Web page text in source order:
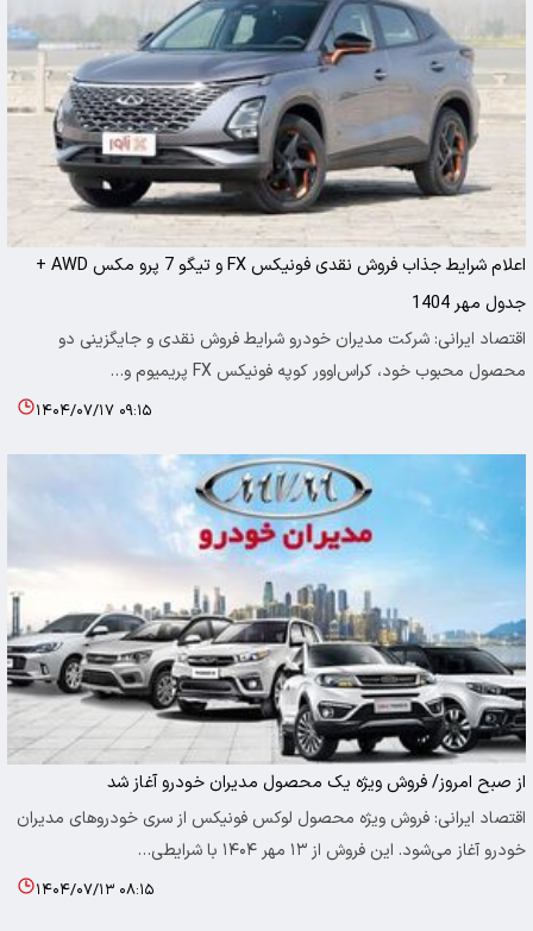
اعلام شرایط جذاب فروش نقدی فونیکس FX و تیگو 7 پرو مکس AWD +
جدول مهر 1404
اقتصاد ایرانی: شرکت مدیران خودرو شرایط فروش نقدی و جایگزینی دو
محصول محبوب خود، کراس‌اوور کوپه فونیکس FX پریمیوم و…
۱۴۰۴/۰۷/۱۷ ۰۹:۱۵
از صبح امروز/ فروش ویژه یک محصول مدیران خودرو آغاز شد
اقتصاد ایرانی: فروش ویژه محصول لوکس فونیکس از سری خودروهای مدیران
خودرو آغاز می‌شود. این فروش از ۱۳ مهر ۱۴۰۴ با شرایطی…
۱۴۰۴/۰۷/۱۳ ۰۸:۱۵